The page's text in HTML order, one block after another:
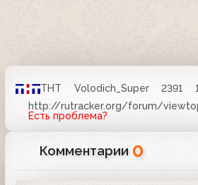
ТНТ Volodich_Super 2391
http://rutracker.org/forum/
Есть проблема?
Комментарии 0